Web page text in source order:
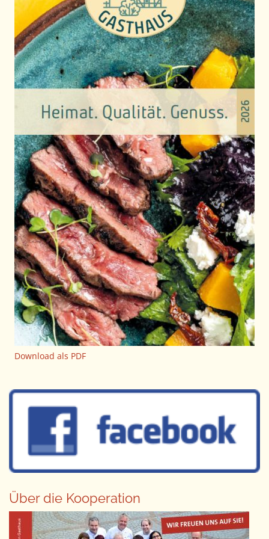
Download als PDF
Über die Kooperation